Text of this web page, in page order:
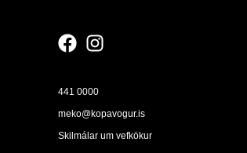
441 0000
meko@kopavogur.is
Skilmálar um vefkökur